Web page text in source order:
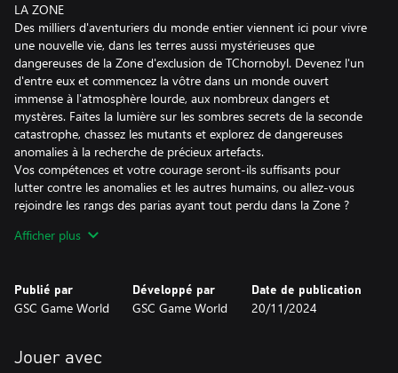
LA ZONE
Des milliers d'aventuriers du monde entier viennent ici pour vivre
une nouvelle vie, dans les terres aussi mystérieuses que
dangereuses de la Zone d'exclusion de TChornobyl. Devenez l'un
d'entre eux et commencez la vôtre dans un monde ouvert
immense à l'atmosphère lourde, aux nombreux dangers et
mystères. Faites la lumière sur les sombres secrets de la seconde
catastrophe, chassez les mutants et explorez de dangereuses
anomalies à la recherche de précieux artefacts.
Vos compétences et votre courage seront-ils suffisants pour
lutter contre les anomalies et les autres humains, ou allez-vous
rejoindre les rangs des parias ayant tout perdu dans la Zone ?
L'HISTOIRE
tant que stalker solitaire, explorez un monde post-apocalyptique
unique, où vous décidez qui doit recevoir une balle et qui mérite
propres conséquences, parfois loin d'être évidentes.
Vous pouvez devenir un sauveur et un ami fidèle, dont on chante
Afficher plus
Publié par
GSC Game World
Développé par
GSC Game World
Date de publication
20/11/2024
Jouer avec